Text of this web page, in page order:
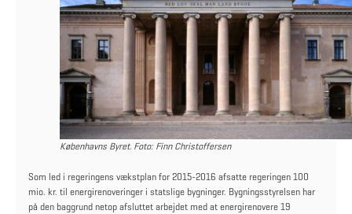
Københavns Byret. Foto: Finn Christoffersen
Som led i regeringens vækstplan for 2015-2016 afsatte regeringen 100
mio. kr. til energirenoveringer i statslige bygninger. Bygningsstyrelsen har
på den baggrund netop afsluttet arbejdet med at energirenovere 19